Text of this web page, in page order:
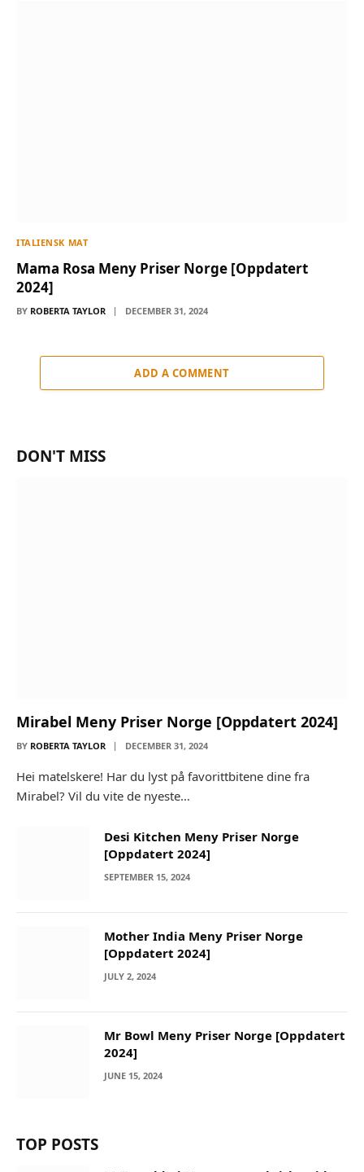
ITALIENSK MAT
Mama Rosa Meny Priser Norge [Oppdatert
2024]
BY ROBERTA TAYLOR DECEMBER 31, 2024
ADD A COMMENT
DON'T MISS
Mirabel Meny Priser Norge [Oppdatert 2024]
BY ROBERTA TAYLOR DECEMBER 31, 2024
Hei matelskere! Har du lyst på favorittbitene dine fra
Mirabel? Vil du vite de nyeste…
Desi Kitchen Meny Priser Norge
[Oppdatert 2024]
SEPTEMBER 15, 2024
Mother India Meny Priser Norge
[Oppdatert 2024]
JULY 2, 2024
Mr Bowl Meny Priser Norge [Oppdatert
2024]
JUNE 15, 2024
TOP POSTS